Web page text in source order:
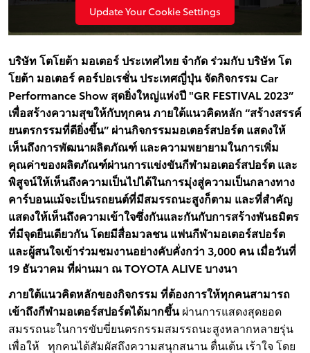
Update Your Cookie Settings
บริษัท โตโยต้า มอเตอร์ ประเทศไทย จำกัด ร่วมกับ บริษัท โต
โยต้า มอเตอร์ คอร์ปอเรชั่น ประเทศญี่ปุ่น จัดกิจกรรม Car
Performance Show สุดยิ่งใหญ่แห่งปี "GR FESTIVAL 2023”
เพื่อสร้างความสุขให้กับทุกคน ภายใต้แนวคิดหลัก “สร้างสรรค์
ยนตรกรรมที่ดียิ่งขึ้น” ผ่านกิจกรรมมอเตอร์สปอร์ต แสดงให้
เห็นถึงการพัฒนาผลิตภัณฑ์ และความพยายามในการเพิ่ม
คุณค่าของผลิตภัณฑ์ผ่านการแข่งขันกีฬามอเตอร์สปอร์ต และ
พิสูจน์ให้เห็นถึงความเป็นไปได้ในการมุ่งสู่ความเป็นกลางทาง
คาร์บอนแม้จะเป็นรถยนต์ที่มีสมรรถนะสูงก็ตาม และที่สำคัญ
แสดงให้เห็นถึงความเข้าใจซึ่งกันและกันกับการสร้างพันธมิตร
ที่มีจุดยืนเดียวกัน โดยมีสื่อมวลชน แฟนกีฬามอเตอร์สปอร์ต
และผู้สนใจเข้าร่วมชมงานอย่างคับคั่งกว่า 3,000 คน เมื่อวันที่
19 ธันวาคม ที่ผ่านมา ณ TOYOTA ALIVE บางนา
ภายใต้แนวคิดหลักของกิจกรรม ที่ต้องการให้ทุกคนสามารถ
เข้าถึงกีฬามอเตอร์สปอร์ตได้มากขึ้นผ่านการแสดงสุดยอด
สมรรถนะในการขับขี่ยนตรกรรมสมรรถนะสูงหลากหลายรุ่น
เพื่อให้ ทุกคนได้สัมผัสถึงความสนุกสนาน ตื่นเต้น เร้าใจ โดย